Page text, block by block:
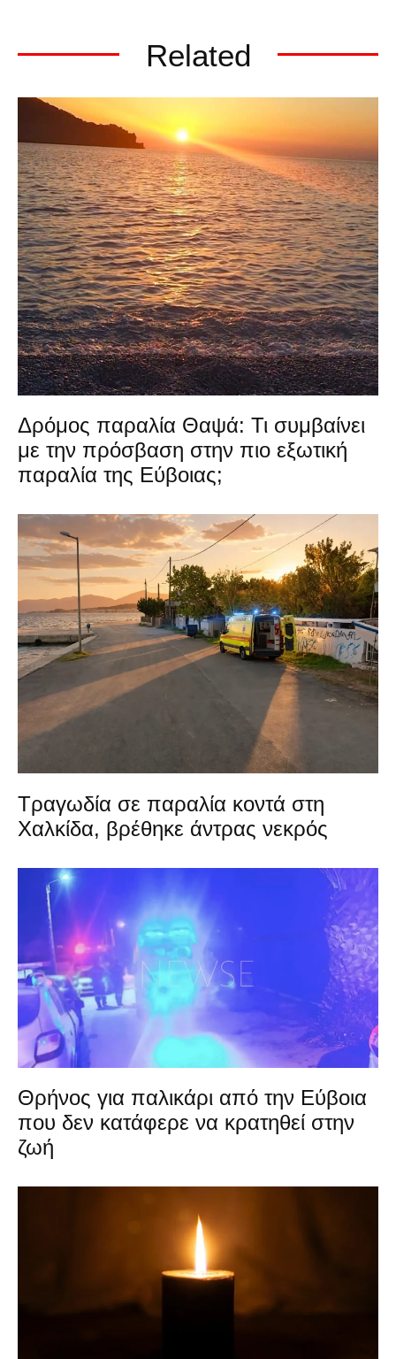
Related
Δρόμος παραλία Θαψά: Τι συμβαίνει
με την πρόσβαση στην πιο εξωτική
παραλία της Εύβοιας;
Τραγωδία σε παραλία κοντά στη
Χαλκίδα, βρέθηκε άντρας νεκρός
Θρήνος για παλικάρι από την Εύβοια
που δεν κατάφερε να κρατηθεί στην
ζωή